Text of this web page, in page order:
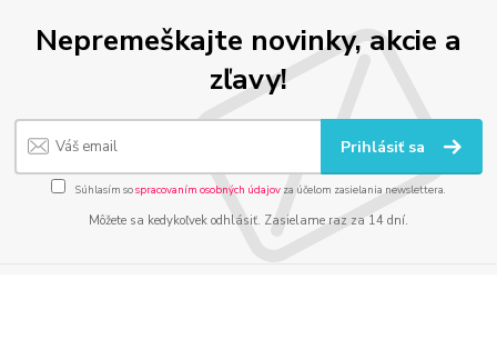
Nepremeškajte novinky, akcie a
zľavy!
Prihlásiť sa
Súhlasím sospracovaním osobných údajov za účelom zasielania newslettera.
Môžete sa kedykoľvek odhlásiť. Zasielame raz za 14 dní.